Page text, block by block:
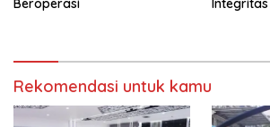
Beroperasi
Rekomendasi untuk kamu